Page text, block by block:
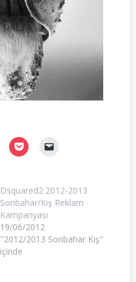
Dsquared2 2012-2013
Sonbahar/Kış Reklam
Kampanyası
19/06/2012
"2012/2013 Sonbahar Kış"
içinde